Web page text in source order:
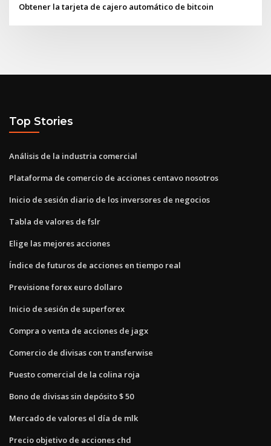
Obtener la tarjeta de cajero automático de bitcoin
Top Stories
Análisis de la industria comercial
Plataforma de comercio de acciones centavo nosotros
Inicio de sesión diario de los inversores de negocios
Tabla de valores de fslr
Elige las mejores acciones
Índice de futuros de acciones en tiempo real
Previsione forex euro dollaro
Inicio de sesión de superforex
Compra o venta de acciones de jagx
Comercio de divisas con transferwise
Puesto comercial de la colina roja
Bono de divisas sin depósito $ 50
Mercado de valores el día de mlk
Precio objetivo de acciones chd